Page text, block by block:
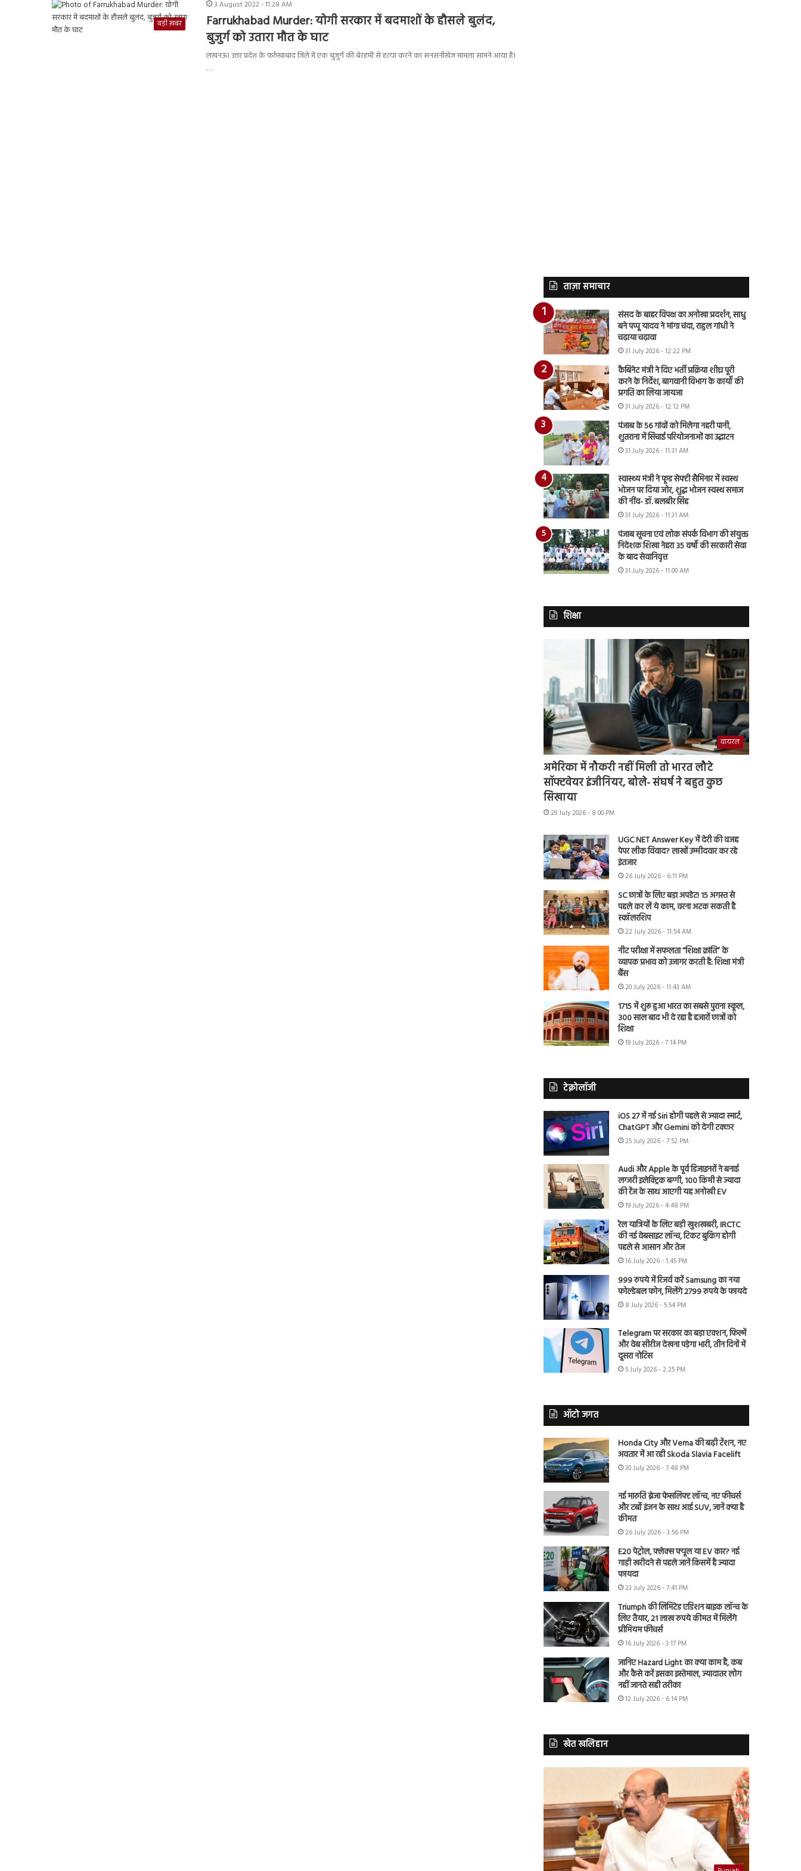
बड़ी ख़बर
3 August 2022 - 11:28 AM
Farrukhabad Murder: योगी सरकार में बदमाशों के हौसले बुलंद,
बुजुर्ग को उतारा मौत के घाट
लखनऊ। उत्तर प्रदेश के फर्रुखाबाद जिले में एक बुजुर्ग की बेरहमी से हत्या करने का सनसनीखेज मामला सामने आया है।
…
ताज़ा समाचार
संसद के बाहर विपक्ष का अनोखा प्रदर्शन, साधु
बने पप्पू यादव ने मांगा चंदा, राहुल गांधी ने
चढ़ाया चढ़ावा
31 July 2026 - 12:22 PM
कैबिनेट मंत्री ने दिए भर्ती प्रक्रिया शीघ्र पूरी
करने के निर्देश, बागवानी विभाग के कार्यों की
प्रगति का लिया जायजा
31 July 2026 - 12:12 PM
पंजाब के 56 गांवों को मिलेगा नहरी पानी,
शुतराना में सिंचाई परियोजनाओं का उद्घाटन
31 July 2026 - 11:31 AM
स्वास्थ्य मंत्री ने फूड सेफ्टी सैमिनार में स्वस्थ
भोजन पर दिया जोर, शुद्ध भोजन स्वस्थ समाज
की नींव- डॉ. बलबीर सिंह
31 July 2026 - 11:31 AM
पंजाब सूचना एवं लोक संपर्क विभाग की संयुक्त
निदेशक शिखा नेहरा 35 वर्षों की सरकारी सेवा
के बाद सेवानिवृत्त
31 July 2026 - 11:00 AM
शिक्षा
वायरल
अमेरिका में नौकरी नहीं मिली तो भारत लौटे
सॉफ्टवेयर इंजीनियर, बोले- संघर्ष ने बहुत कुछ
सिखाया
29 July 2026 - 8:00 PM
UGC NET Answer Key में देरी की वजह
पेपर लीक विवाद? लाखों उम्मीदवार कर रहे
इंतजार
26 July 2026 - 6:11 PM
SC छात्रों के लिए बड़ा अपडेट! 15 अगस्त से
पहले कर लें ये काम, वरना अटक सकती है
स्कॉलरशिप
22 July 2026 - 11:54 AM
नीट परीक्षा में सफलता “शिक्षा क्रांति” के
व्यापक प्रभाव को उजागर करती है: शिक्षा मंत्री
बैंस
20 July 2026 - 11:43 AM
1715 में शुरू हुआ भारत का सबसे पुराना स्कूल,
300 साल बाद भी दे रहा है हजारों छात्रों को
शिक्षा
19 July 2026 - 7:14 PM
टेक्नोलॉजी
iOS 27 में नई Siri होगी पहले से ज्यादा स्मार्ट,
ChatGPT और Gemini को देगी टक्कर
25 July 2026 - 7:52 PM
Audi और Apple के पूर्व डिजाइनरों ने बनाई
लग्जरी इलेक्ट्रिक बग्गी, 100 किमी से ज्यादा
की रेंज के साथ आएगी यह अनोखी EV
19 July 2026 - 4:48 PM
रेल यात्रियों के लिए बड़ी खुशखबरी, IRCTC
की नई वेबसाइट लॉन्च, टिकट बुकिंग होगी
पहले से आसान और तेज
16 July 2026 - 1:45 PM
999 रुपये में रिजर्व करें Samsung का नया
फोल्डेबल फोन, मिलेंगे 2799 रुपये के फायदे
8 July 2026 - 5:54 PM
Telegram पर सरकार का बड़ा एक्शन, फिल्में
और वेब सीरीज देखना पड़ेगा भारी, तीन दिनों में
दूसरा नोटिस
5 July 2026 - 2:25 PM
ऑटो जगत
Honda City और Verna की बढ़ी टेंशन, नए
अवतार में आ रही Skoda Slavia Facelift
30 July 2026 - 7:48 PM
नई मारुति ब्रेजा फेसलिफ्ट लॉन्च, नए फीचर्स
और टर्बो इंजन के साथ आई SUV, जानें क्या है
कीमत
26 July 2026 - 3:56 PM
E20 पेट्रोल, फ्लेक्स फ्यूल या EV कार? नई
गाड़ी खरीदने से पहले जानें किसमें है ज्यादा
फायदा
23 July 2026 - 7:41 PM
Triumph की लिमिटेड एडिशन बाइक लॉन्च के
लिए तैयार, 21 लाख रुपये कीमत में मिलेंगे
प्रीमियम फीचर्स
16 July 2026 - 3:17 PM
जानिए Hazard Light का क्या काम है, कब
और कैसे करें इसका इस्तेमाल, ज्यादातर लोग
नहीं जानते सही तरीका
12 July 2026 - 6:14 PM
खेत खलिहान